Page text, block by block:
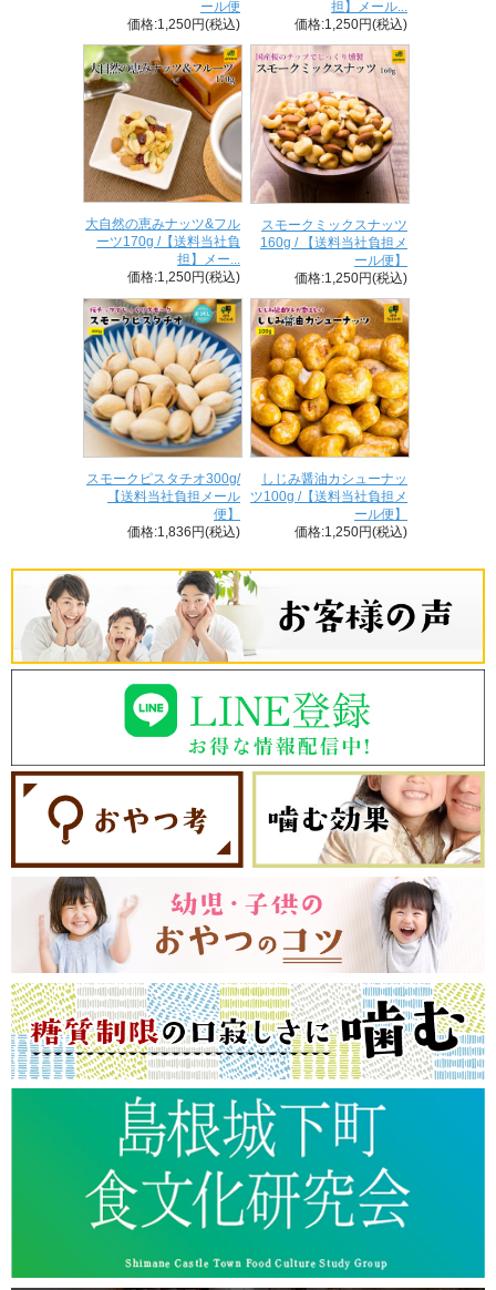
ール便
価格:1,250円(税込)
担】メール...
価格:1,250円(税込)
大自然の恵みナッツ&フル
ーツ170g /【送料当社負
担】メー...
価格:1,250円(税込)
スモークミックスナッツ
160g / 【送料当社負担メ
ール便】
価格:1,250円(税込)
スモークピスタチオ300g/
【送料当社負担メール
便】
価格:1,836円(税込)
しじみ醤油カシューナッ
ツ100g /【送料当社負担メ
ール便】
価格:1,250円(税込)